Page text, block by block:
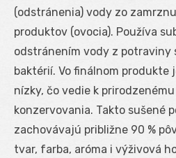
(odstránenia) vody zo
produktov (ovocia). Používa
odstránením vody z potraviny
baktérií. Vo finálnom produkte
nízky, čo vedie k
konzervovania. Takto sušené
zachovávajú približne 90 %
tvar, farba, aróma i výživová